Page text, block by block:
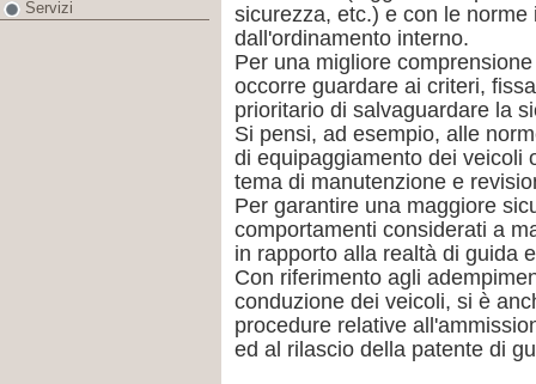
sicurezza, etc.) e con le
dall'ordinamento interno.
Per una migliore
occorre guardare ai criteri,
prioritario di salvaguardare la
Si pensi, ad esempio, alle
di equipaggiamento dei veicoli
tema di manutenzione e
Per garantire una maggiore
comportamenti considerati a
in rapporto alla realtà di guida
Con riferimento agli
conduzione dei veicoli, si è
procedure relative
ed al rilascio della patente di
Servizi